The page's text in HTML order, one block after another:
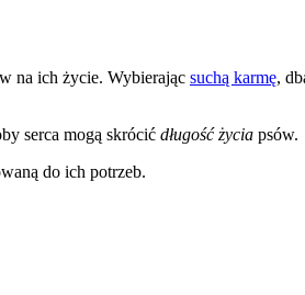
na ich życie. Wybierając suchą karmę,
serca mogą skrócić długość życia psów.
do ich potrzeb.